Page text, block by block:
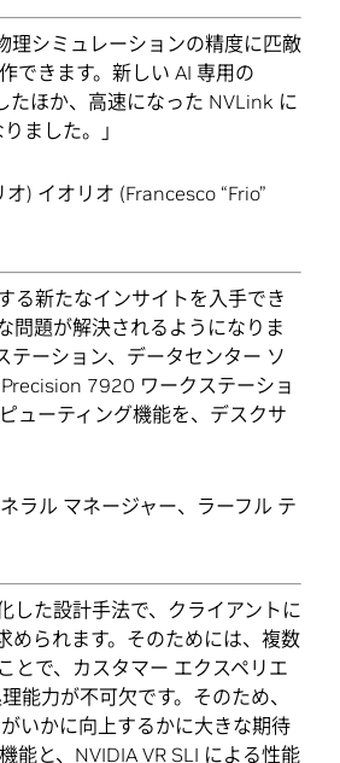
理シミュレーションの精度に匹敵
できます。新しい AI 専用の
たほか、高速になった NVLink に
ました。」
) イオリオ (Francesco “Frio”
る新たなインサイトを入手でき
問題が解決されるようになりま
テーション、データセンター ソ
7920 ワークステーショ
ューティング機能を、デスクサ
ラル マネージャー、ラーフル テ
した設計手法で、クライアントに
められます。そのためには、複数
とで、カスタマー エクスペリエ
能力が不可欠です。そのため、
いかに向上するかに大きな期待
能と、NVIDIA VR SLI による性能